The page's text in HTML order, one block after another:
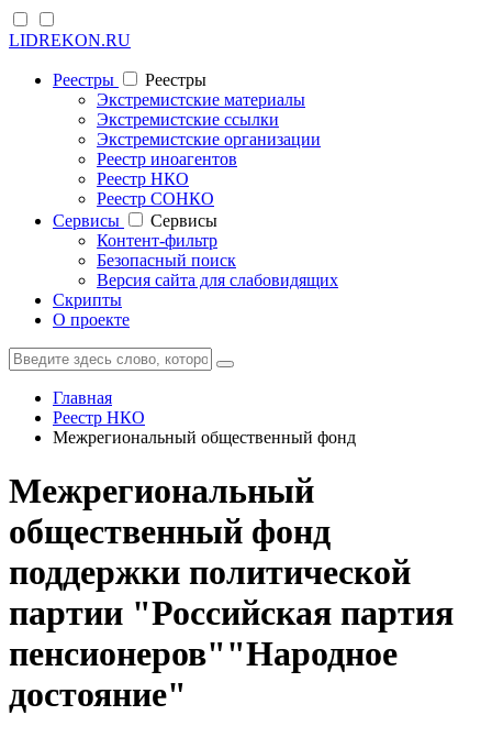
LIDREKON.RU
Реестры
Реестры
Экстремистские материалы
Экстремистские ссылки
Экстремистские организации
Реестр иноагентов
Реестр НКО
Реестр СОНКО
Cервисы
Cервисы
Контент-фильтр
Безопасный поиск
Версия сайта для слабовидящих
Скрипты
О проекте
Главная
Реестр НКО
Межрегиональный общественный фонд
Межрегиональный
общественный фонд
поддержки политической
партии "Российская партия
пенсионеров""Народное
достояние"